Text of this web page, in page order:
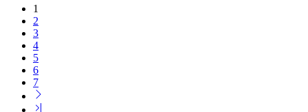
1
2
3
4
5
6
7